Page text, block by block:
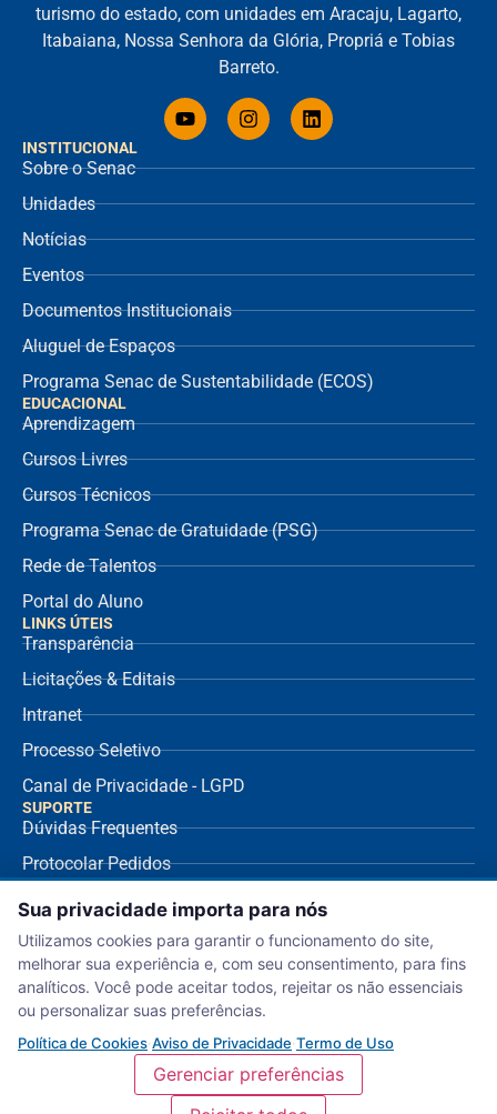
INSTITUCIONAL
Sobre o Senac
Unidades
Notícias
Eventos
Documentos Institucionais
Aluguel de Espaços
Programa Senac de Sustentabilidade (ECOS)
EDUCACIONAL
Aprendizagem
Cursos Livres
Cursos Técnicos
Programa Senac de Gratuidade (PSG)
Rede de Talentos
Portal do Aluno
turismo do estado, com unidades em Aracaju, Lagarto,
Itabaiana, Nossa Senhora da Glória, Propriá e Tobias
Barreto.
LINKS ÚTEIS
Transparência
Licitações & Editais
Intranet
Processo Seletivo
Canal de Privacidade - LGPD
SUPORTE
Dúvidas Frequentes
Protocolar Pedidos
Envio de NF Fornecedor
Ouvidoria
Aviso de Privacidade
Termo de Uso
Política de Cookies
Sua privacidade importa para nós
Utilizamos cookies para garantir o funcionamento do site,
melhorar sua experiência e, com seu consentimento, para fins
analíticos. Você pode aceitar todos, rejeitar os não essenciais
ou personalizar suas preferências.
Política de Cookies·Aviso de Privacidade·Termo de Uso
Gerenciar preferências